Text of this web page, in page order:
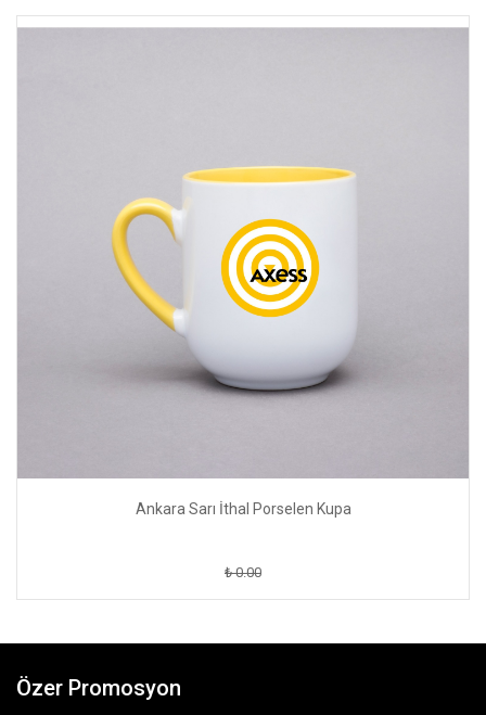
Ankara Sarı İthal Porselen Kupa
₺ 0.00
Özer Promosyon